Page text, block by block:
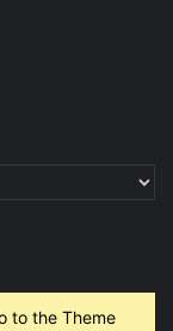
to the Theme